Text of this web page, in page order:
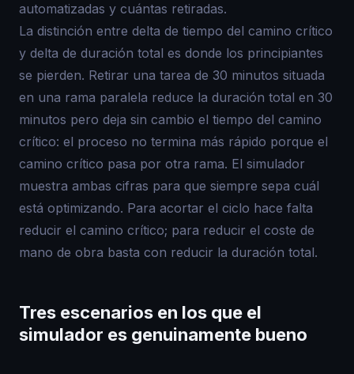
automatizadas y cuántas retiradas.
La distinción entre delta de tiempo del camino crítico
y delta de duración total es donde los principiantes
se pierden. Retirar una tarea de 30 minutos situada
en una rama paralela reduce la duración total en 30
minutos pero deja sin cambio el tiempo del camino
crítico: el proceso no termina más rápido porque el
camino crítico pasa por otra rama. El simulador
muestra ambas cifras para que siempre sepa cuál
está optimizando. Para acortar el ciclo hace falta
reducir el camino crítico; para reducir el coste de
mano de obra basta con reducir la duración total.
Tres escenarios en los que el
simulador es genuinamente bueno